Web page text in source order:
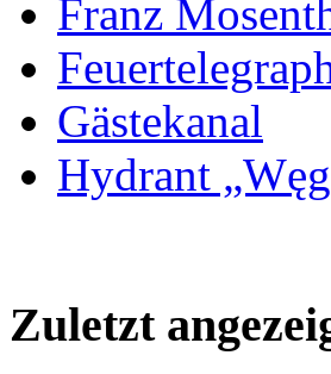
Franz
Gästekanal
Hydrant
Zuletzt